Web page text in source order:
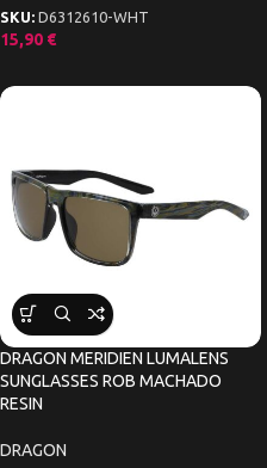
SKU: D6312610-WHT
15,90 €
DRAGON MERIDIEN LUMALENS
SUNGLASSES ROB MACHADO
RESIN
DRAGON